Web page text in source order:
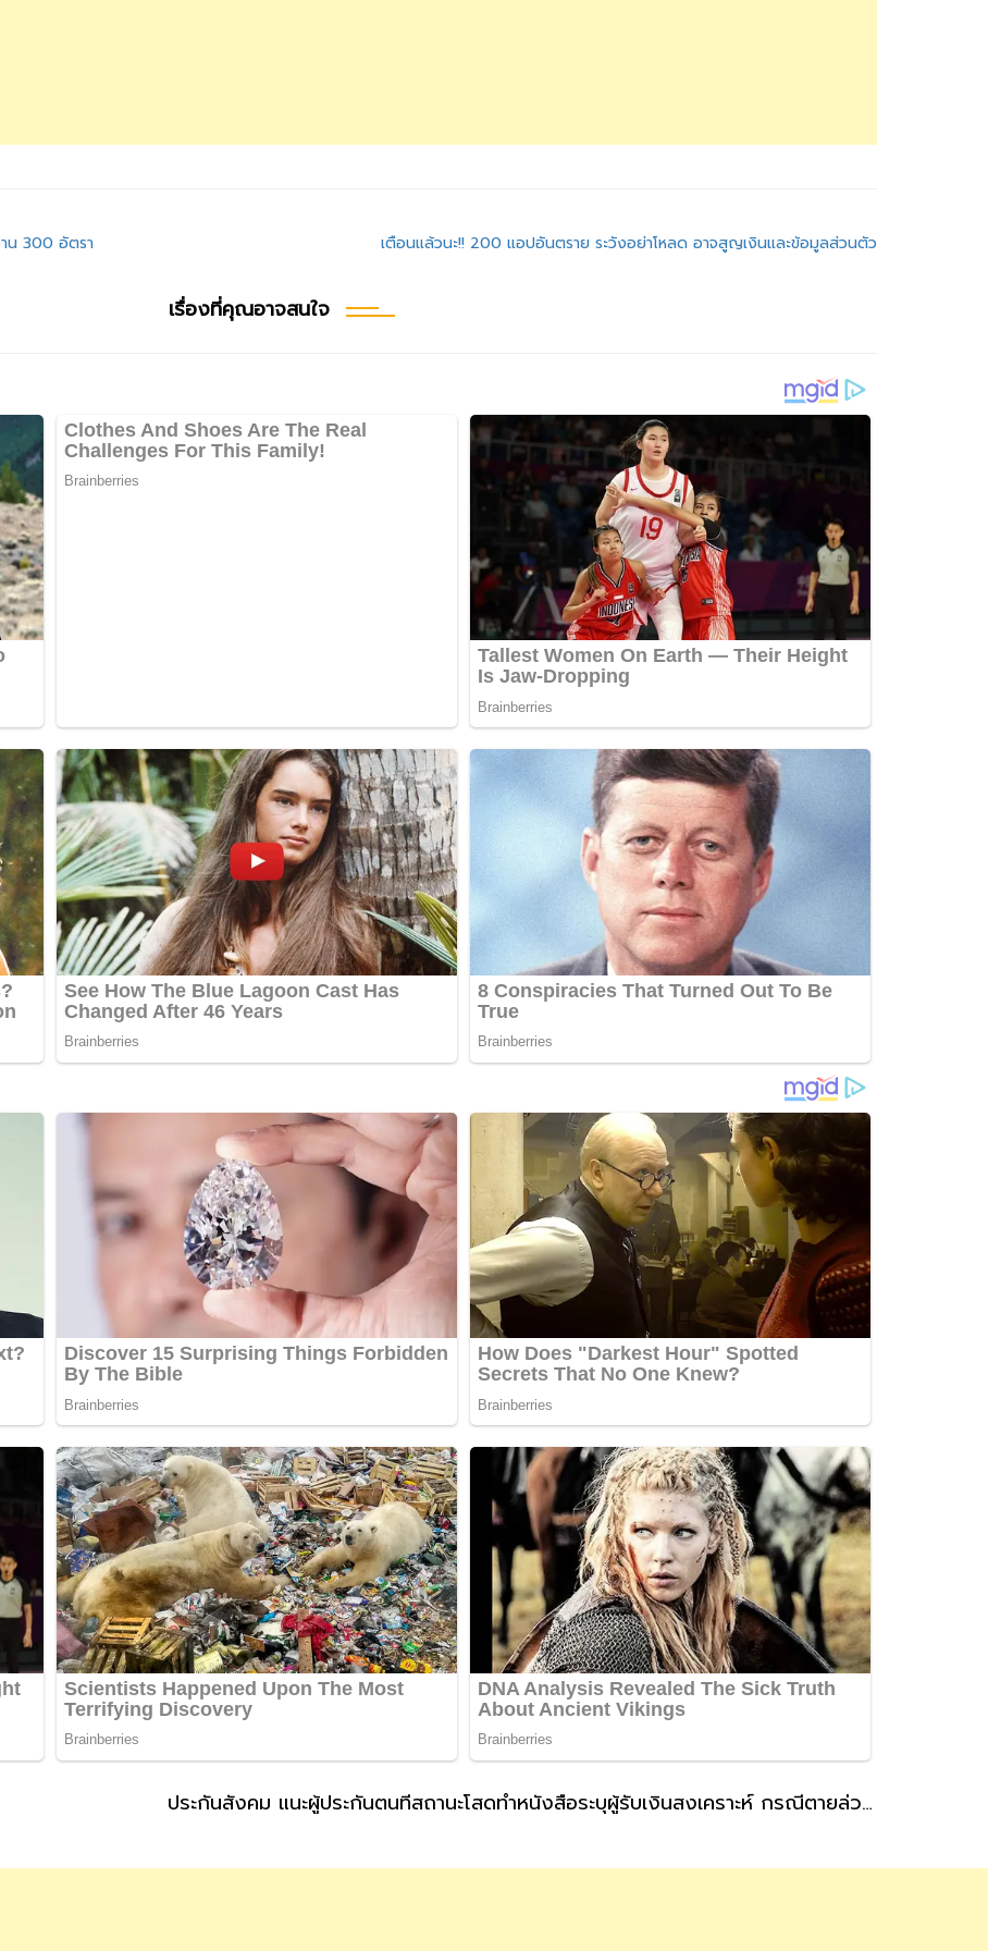
น 300 อัตรา เตือนแล้วนะ!! 200 แอปอันตราย ระวังอย่าโหลด อาจสูญเงินและข้อมูลส่วนตัว
เรื่องที่คุณอาจสนใจ
ประกันสังคม แนะผู้ประกันตนที่สถานะโสดทำหนังสือระบุผู้รับเงินสงเคราะห์ กรณีตายล่วงหน้า